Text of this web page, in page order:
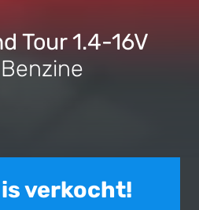
Tour 1.4-16V
Benzine
verkocht!